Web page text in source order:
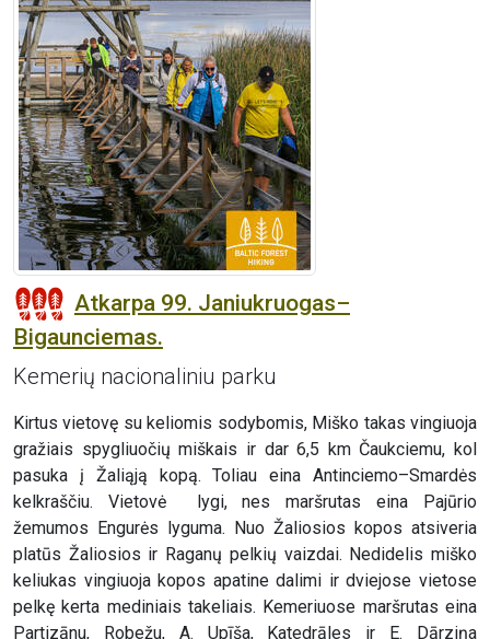
Atkarpa 99. Janiukruogas–
Bigaunciemas.
Kemerių nacionaliniu parku
Kirtus vietovę su keliomis sodybomis, Miško takas vingiuoja
gražiais spygliuočių miškais ir dar 6,5 km Čaukciemu, kol
pasuka į Žaliąją kopą. Toliau eina Antinciemo–Smardės
kelkraščiu. Vietovė lygi, nes maršrutas eina Pajūrio
žemumos Engurės lyguma. Nuo Žaliosios kopos atsiveria
platūs Žaliosios ir Raganų pelkių vaizdai. Nedidelis miško
keliukas vingiuoja kopos apatine dalimi ir dviejose vietose
pelkę kerta mediniais takeliais. Kemeriuose maršrutas eina
Partizānu, Robežu, A. Upīša, Katedrāles ir E. Dārziņa